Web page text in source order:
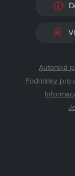
Autorská
Podmínky pro